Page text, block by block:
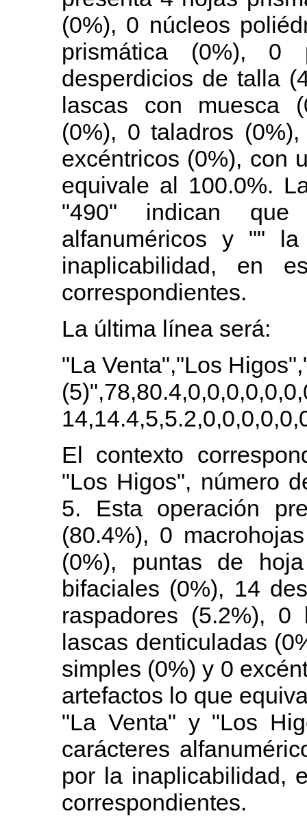
(0%), 0 núcleos
prismática (0%), 0
desperdicios de talla
lascas con muesca
(0%), 0 taladros
excéntricos (0%), con
equivale al 100.0%.
"490" indican
alfanuméricos y ""
inaplicabilidad, en
correspondientes.
La última línea será:
"La Venta","Los
El contexto
"Los Higos", número
5. Esta operación
(80.4%), 0
(0%), puntas de
bifaciales (0%), 14
raspadores (5.2%),
lascas denticuladas
simples (0%) y 0
artefactos lo que
"La Venta" y "Los
carácteres
por la inaplicabilidad,
correspondientes.